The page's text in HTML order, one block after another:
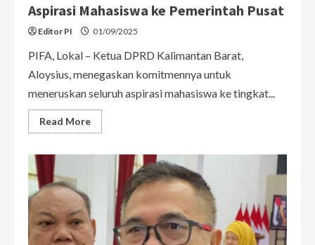
Aspirasi Mahasiswa ke Pemerintah Pusat
Editor PI 01/09/2025
PIFA, Lokal – Ketua DPRD Kalimantan Barat,
Aloysius, menegaskan komitmennya untuk
meneruskan seluruh aspirasi mahasiswa ke tingkat...
Read MoreRead
more
Kalbar
Teruskan
Aspirasi
Mahasiswa
ke
Pemerintah
Pusat